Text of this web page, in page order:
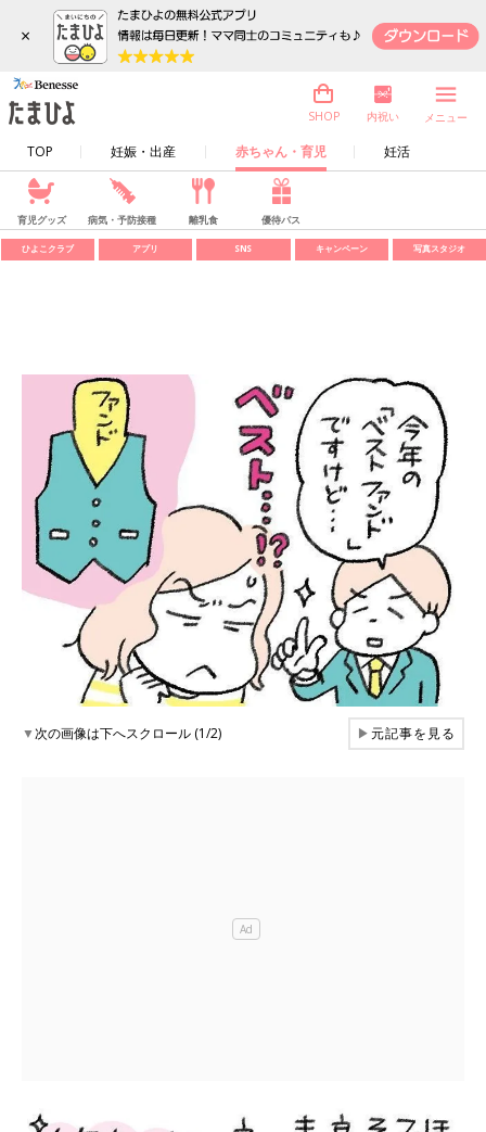
×
TOP 妊娠・出産 赤ちゃん・育児 妊活
SHOP 内祝い メニュー
育児グッズ 病気・予防接種 離乳食 優待パス
ひよこクラブ アプリ SNS キャンペーン 写真スタジオ
▼次の画像は下へスクロール (1/2) ▶元記事を見る